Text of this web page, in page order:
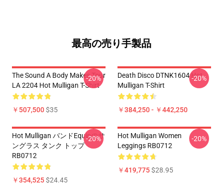
最高の売り手製品
The Sound A Body Makes Tour
LA 2204 Hot Mulligan T-Shirt
￥507,500$35
-20%
Death Disco DTNK1604 Hot
Mulligan T-Shirt
￥384,250 - ￥442,250
-20%
Hot Mulligan バンドEquipのサ
ングラス タンク トップ
RB0712
￥354,525$24.45
-20%
Hot Mulligan Women
Leggings RB0712
￥419,775$28.95
-20%